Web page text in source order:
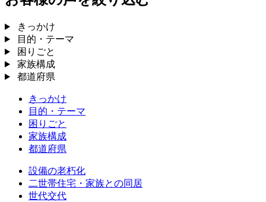
きっかけ
目的・テーマ
困りごと
家族構成
都道府県
きっかけ
目的・テーマ
困りごと
家族構成
都道府県
設備の老朽化
二世帯住宅・家族との同居
世代交代